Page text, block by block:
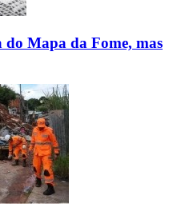
Mapa da Fome, mas